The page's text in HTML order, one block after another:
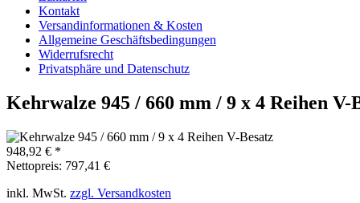
Kontakt
Versandinformationen & Kosten
Allgemeine Geschäftsbedingungen
Widerrufsrecht
Privatsphäre und Datenschutz
Kehrwalze 945 / 660 mm / 9 x 4 Reihen V-
948,92 € *
Nettopreis: 797,41 €
inkl. MwSt. zzgl. Versandkosten